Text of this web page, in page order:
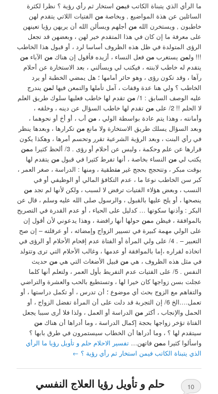
ما الرأي الذي يتبناة الكاتب فيمن استخار ثم رأي رؤية ؟ نظرا لكثرة
السائلين عن هذة المواضيع , وبخاصةمن الفتيات اللاتي يتقدم لهن
خاطبون , ويستخرن اللهمن أجلهم ويسألن الله أن يريهن رؤيا تعينهن
على معرفة ما إن كان في هذا المتقدم خير لهن ، وبعضهن قد تجعل
الرؤى المتولدة في ظل هذه الظروف أساسا لرد ، أو قبول هذا الخاطب
!!! ولمن يستغربمن فعل النساء ، أزيده فأقول إن هناكمن الآباءمن
يتقدم له خاطب لابنته ، فيكتب لي ويسألني ، بعد الاستخارة عن أحلام
رآها ، وقد تكون رؤى ، وهو حائر أمامها ؛ هل يمضي الخطبة أو يرد
الخاطب ؟ ولي هنا عدة وقفات ، آمل تأملها والتمعن فيها لمن يندرج
عليه الوصف السابق : 1/
من تقدم لها خاطب فعليها سلوك طريق العلم
لا الحلم !! 2/ على
من تقدم لها خاطب السؤال عن دينه ، وخلقه ،
وأمانته ، وهذا يتم عادة بواسطة الولي ،من أب ، أو أخ أو نحوهما ،
وبعد السؤال يسلك طريق الاستخارة ولا مانعمن تكرارها ، وبعدها ينظر
في رأي البنت ، وبعد الرؤية الشرعية تقرر وتحسم أمرها ، وهكذا يكون
قرارها عن علم وحكمة ، وليس عن أحلام أو رؤى . 3/ ألحظ كثيرا م
من
يكتب ليمن النساء بخاصة ، أنها تفرط كثيرا في قبولمن يتقدم لها
بوقت مبكر ، وتتحجج بحجج غيرمنطقية ، ومنها : الدراسة ، صغر العمر ،
كبر سن الخاطب نوعا ما ، عدم التكافؤ المالي أو الوظيفي أو في
النسب ، وبعض هؤلاء الفتيات ترفض لا لسبب ، ولكن لأنها لم تجدمن
ينصحها ، أو يلح عليها بالقبول ، والرسول صلى الله عليه وسلم ، قال عن
البكر : وأذنها سكوتها … كدليل على الحياء ، أو عدم القدرة في التصريح
بالموافقة ، فيظن ممن حولها أنها رافضة ، وهذا يدعوني لأن أقول إن
على الولي مهمة كبيرة في تسيير الزواج وإمضائه ، أو عرقلته – إن صح
التعبير – . 4/ على ولي المرأة أو الفتاة عدم إقحام الأحلام أو الرؤى في
اتخاذه لقراره ،إما بالموافقة أو عدمها ، وغالب الأحلام التي ترى وتتولد
في مثل هذه الظروف ، هيمن قبيل الأضغاث التي هيمن حديث
النفس . 5/ على الفتيات عدم التفريط بأول العمر ، ولتعلم أنها كلما
عجلت بسن زواجها كان خيرا لها ، وتستطيع بالحب والعشرة والتراضي
والتفاهم مع الزوج بحث أي موضوع ؛ أن تدرس ، أو تكمل دراستها ، أو
تعمل….الخ 6/ إن التجربة قد دلت على أن المرأة تفضل الزواج ، أو
الحمل والإنجاب ، أكثرمن الدراسة أو العمل ، ولذا فلا أرى سببا يجعل
الفتاة تؤخر زواجها بحجة إكمال الدراسة ، وما أدراها أن هناكمن
سيتقدم لها ؟ ، وما أدراها أن الخطاب سيستمرون في طرق بابها ؟
واسألوا كثيرا ممن فاتهن…تفسير الاحلام حلم و تأويل رؤيا ما الرأي
الذي يتبناة الكاتب فيمن استخار ثم رأي رؤية ؟ ←
حلم و تأويل رؤيا العلاج النفسي
10